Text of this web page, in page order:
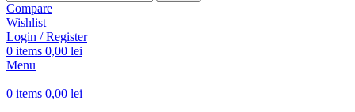
Compare
Wishlist
Login / Register
0 items 0,00 lei
Menu
0 items 0,00 lei